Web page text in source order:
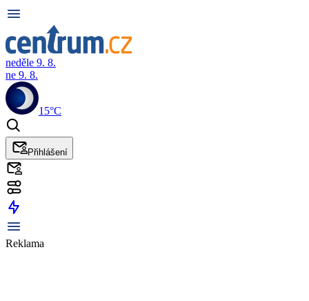
neděle 9. 8.
ne 9. 8.
15°C
Přihlášení
Reklama